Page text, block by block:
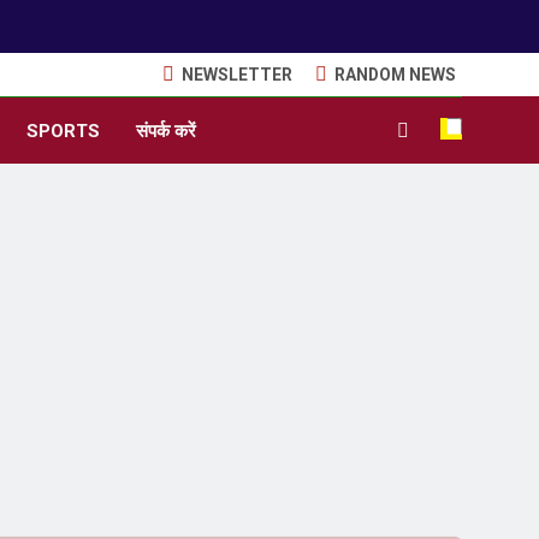
NEWSLETTER RANDOM NEWS
SPORTS संपर्क करें